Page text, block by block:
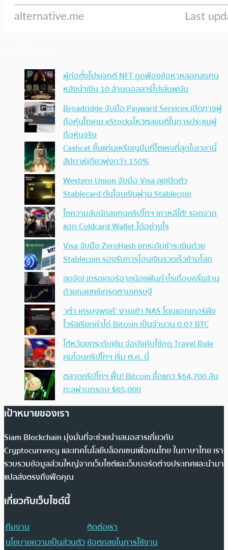
ผู้ก่อตั้งโปรเจกต์ NFT ถูกฟ้องข้อหาหลอกลงทุน
หลังนำเงิน 10 ล้านดอลลาร์ไปเล่นพนัน
Broadridge จับมือ Payward Services เปิดทางผู้
ถือหุ้นโทเคน xStocksโหวตลงมติในการประชุมผู้
ถือหุ้นจริง
Cashcat ขึ้นแท่นเหรียญมีมที่โตแรงที่สุดในเวลานี้
สัปดาห์เดียวพุ่งกว่า 150%
Western Union จับมือ Visa ลุยเปิดตัว
Stablecard ดันโอนเงินผ่าน Stablecoin
ไขความลับนักลงทุนคริปโทฯ เกาหลีใต้! รอดจาก
แฮก Coldcard Wallet ได้อย่างไร
Visa จับมือ ZeroHash ยกระดับชำระเงินด้วย
Stablecoin รองรับการโอนเงินรวดเร็วข้ามโลก
สุดจัด! เทรดเดอร์อายุน้อยฟันกำไรเกือบครึ่งล้าน
ด้วยกลยุทธ์เทรดตามเศรษฐี
‘เต๋า เศรษฐพงศ์’ งานเข้า NAS โดนแฮกเกอร์ฝัง
ไวรัสเรียกค่าไถ่ Bitcoin เป็นจำนวน 0.07 BTC
ไต้หวันยกระดับเข้ม จ่อบังคับใช้กฏ Travel Rule
คุมโอนคริปโทฯ เริ่ม ต.ค. นี้
ตลาดคริปโทฯ ฟื้น! Bitcoin ยื้อแถว $64,700 ลุ้น
ทะลุผ่านกรอบ $65,000
เป้าหมายของเรา
Siam Blockchain มุ่งมั่นที่จะช่วยนำเสนอสารเกี่ยวกับ
Cryptocurrency และเทคโนโลยีบล็อกเชนเพื่อคนไทย ในภาษาไทย เรา
รวบรวมข้อมูลส่วนใหญ่จากเว็บไซต์และเว็บบอร์ดต่างประเทศและนำมา
แปลส่งตรงถึงฟีดคุณ
เกี่ยวกับเว็บไซต์นี้
ทีมงาน
ติดต่อเรา
นโยบายความเป็นส่วนตัวข้อตกลงในการใช้งาน